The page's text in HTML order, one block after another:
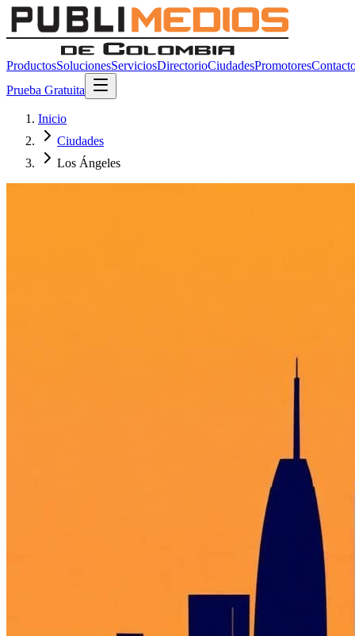
ProductosSolucionesServiciosDirectorioCiudadesPromotores
Prueba Gratuita
Inicio
Ciudades
Los Ángeles